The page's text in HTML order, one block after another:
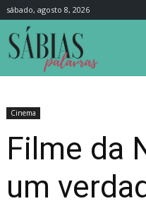
sábado, agosto 8, 2026
Cinema
Filme da
um